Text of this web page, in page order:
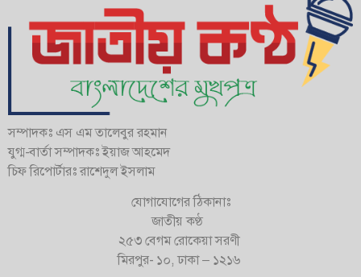
সম্পাদকঃ এস এম তালেবুর রহমান
যুগ্ম-বার্তা সম্পাদকঃ ইয়াজ আহমেদ
চিফ রিপোর্টারঃ রাশেদুল ইসলাম
যোগাযোগের ঠিকানাঃ
জাতীয় কণ্ঠ
২৫৩ বেগম রোকেয়া সরণী
মিরপুর- ১০, ঢাকা – ১২১৬